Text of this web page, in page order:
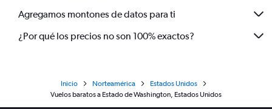
Agregamos montones de datos para ti
¿Por qué los precios no son 100% exactos?
Inicio Norteamérica
Estados Unidos
Vuelos baratos a Estado de Washington, Estados Unidos